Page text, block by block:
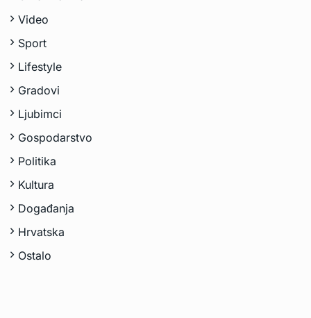
Video
Sport
Lifestyle
Gradovi
Ljubimci
Gospodarstvo
Politika
Kultura
Događanja
Hrvatska
Ostalo